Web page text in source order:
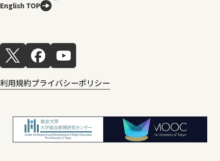
English TOP
利用規約プライバシーポリシー